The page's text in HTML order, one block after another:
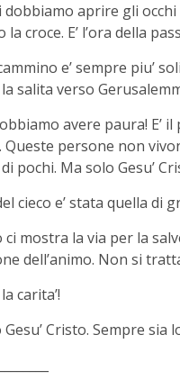
dobbiamo aprire gli
croce. E’ l’ora della
e’ sempre piu’
salita verso
avere paura! E’
Queste persone non
pochi. Ma solo Gesu’
cieco e’ stata quella di
ci mostra la via per la
dell’animo. Non si
carita’!
Cristo. Sempre sia